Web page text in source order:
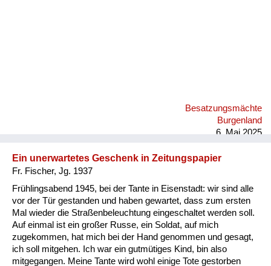
Besatzungsmächte
Burgenland
6. Mai 2025
Ein unerwartetes Geschenk in Zeitungspapier
Fr. Fischer, Jg. 1937
Frühlingsabend 1945, bei der Tante in Eisenstadt: wir sind alle
vor der Tür gestanden und haben gewartet, dass zum ersten
Mal wieder die Straßenbeleuchtung eingeschaltet werden soll.
Auf einmal ist ein großer Russe, ein Soldat, auf mich
zugekommen, hat mich bei der Hand genommen und gesagt,
ich soll mitgehen. Ich war ein gutmütiges Kind, bin also
mitgegangen. Meine Tante wird wohl einige Tote gestorben